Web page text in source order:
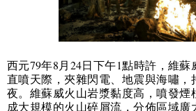
西元79年8月24日下午1點時許 ，維
直噴天際，夾雜閃電、地震與海嘯，
夜。 維蘇威火山岩漿黏度高，噴發煙
成大規模的火山碎屑流，分佈區域